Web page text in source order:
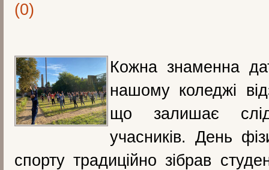
(0)
Кожна знаменна
нашому коледжі
що залишає
учасників. День
спорту традиційно зібрав